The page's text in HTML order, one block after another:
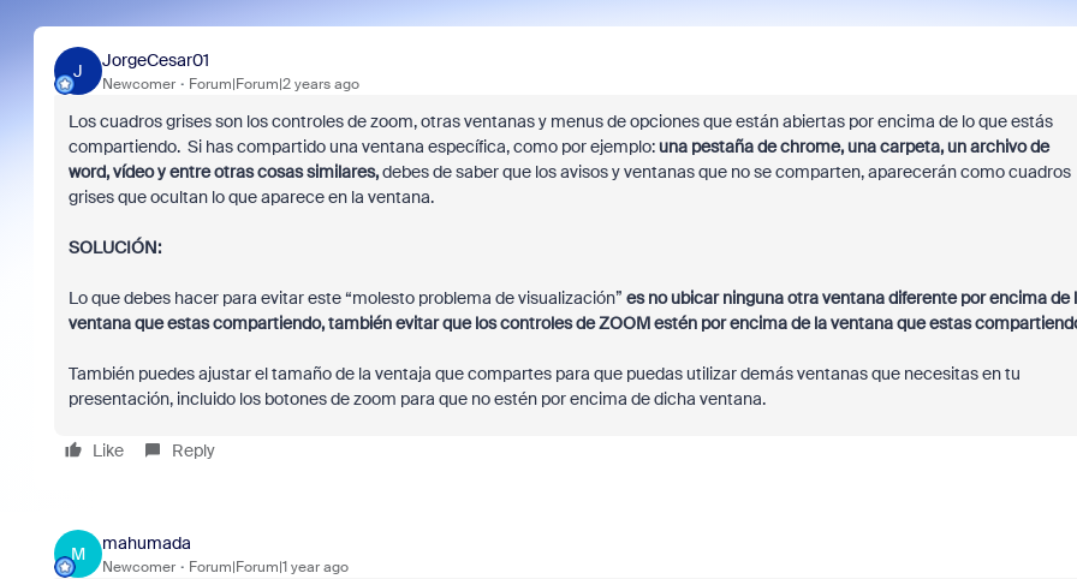
J
JorgeCesar01
Newcomer Forum|Forum|2 years ago
Los cuadros grises son los controles de zoom, otras ventanas y menus de opciones que están abiertas por encima de lo que estás
compartiendo. Si has compartido una ventana específica, como por ejemplo: una pestaña de chrome, una carpeta, un archivo de
word, vídeo y entre otras cosas similares,debes de saber que los avisos y ventanas que no se comparten, aparecerán como cuadros
grises que ocultan lo que aparece en la ventana.
SOLUCIÓN:
Lo que debes hacer para evitar este “molesto problema de visualización” es no ubicar ninguna otra ventana diferente por encima de
ventana que estas compartiendo,también evitar que los controles de ZOOM estén por encima de la ventana que estas
También puedes ajustar el tamaño de la ventaja que compartes para que puedas utilizar demás ventanas que necesitas en tu
presentación, incluido los botones de zoom para que no estén por encima de dicha ventana.
Like Reply
M
mahumada
Newcomer Forum|Forum|1 year ago